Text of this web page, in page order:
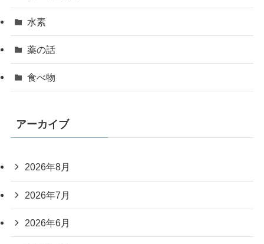
水素
薬の話
食べ物
アーカイブ
2026年8月
2026年7月
2026年6月